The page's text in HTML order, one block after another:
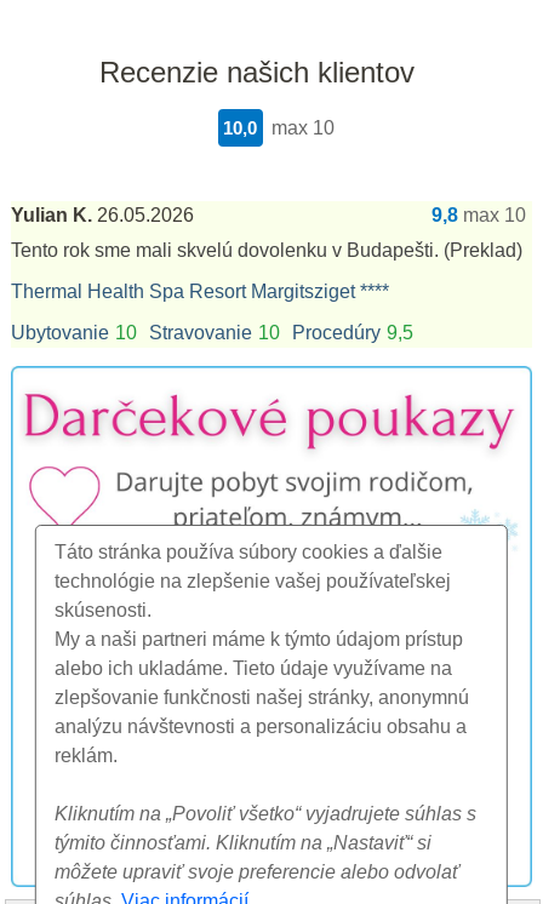
Táto stránka používa súbory cookies a ďalšie
technológie na zlepšenie vašej používateľskej
skúsenosti.
My a naši partneri máme k týmto údajom prístup
alebo ich ukladáme. Tieto údaje využívame na
zlepšovanie funkčnosti našej stránky, anonymnú
analýzu návštevnosti a personalizáciu obsahu a
reklám.
Kliknutím na „Povoliť všetko“ vyjadrujete súhlas s
týmito činnosťami. Kliknutím na „Nastaviť“ si
môžete upraviť svoje preferencie alebo odvolať
Recenzie našich klientov
max 10
10,0
Yulian K. 26.05.2026 9,8 max 10
Tento rok sme mali skvelú dovolenku v Budapešti. (Preklad)
Thermal Health Spa Resort Margitsziget ****
Ubytovanie 10 Stravovanie 10 Procedúry 9,5